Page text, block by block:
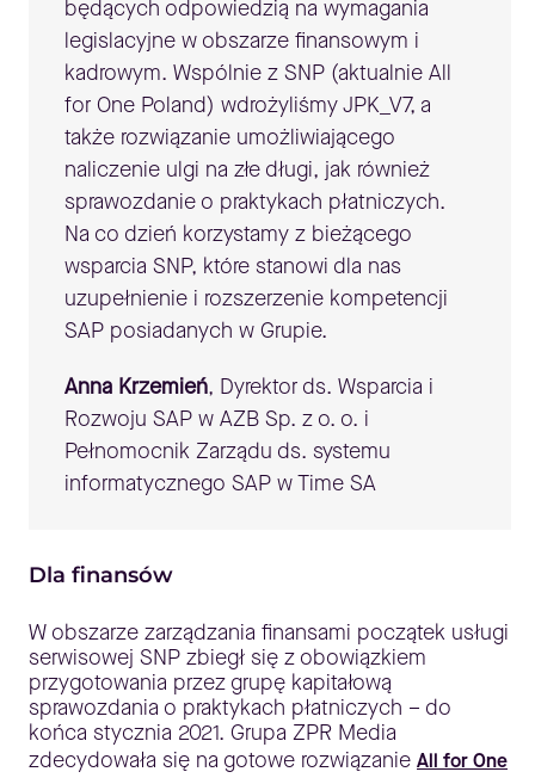
będących odpowiedzią na wymagania
legislacyjne w obszarze finansowym i
kadrowym. Wspólnie z SNP (aktualnie All
for One Poland) wdrożyliśmy JPK_V7, a
także rozwiązanie umożliwiającego
naliczenie ulgi na złe długi, jak również
sprawozdanie o praktykach płatniczych.
Na co dzień korzystamy z bieżącego
wsparcia SNP, które stanowi dla nas
uzupełnienie i rozszerzenie kompetencji
SAP posiadanych w Grupie.
Anna Krzemień, Dyrektor ds. Wsparcia i
Rozwoju SAP w AZB Sp. z o. o. i
Pełnomocnik Zarządu ds. systemu
informatycznego SAP w Time SA
Dla finansów
W obszarze zarządzania finansami początek usługi
serwisowej SNP zbiegł się z obowiązkiem
przygotowania przez grupę kapitałową
sprawozdania o praktykach płatniczych – do
końca stycznia 2021. Grupa ZPR Media
zdecydowała się na gotowe rozwiązanie All for One